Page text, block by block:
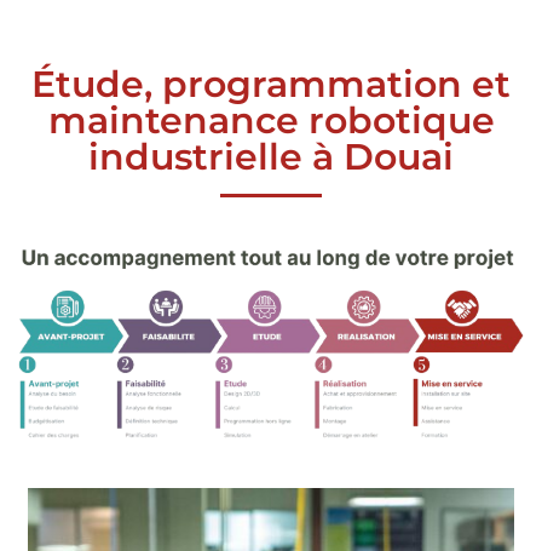
Étude, programmation et
maintenance robotique
industrielle à Douai